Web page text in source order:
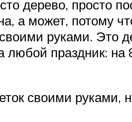
дерево, просто
а может, потому
руками. Это
праздник:
своими руками,